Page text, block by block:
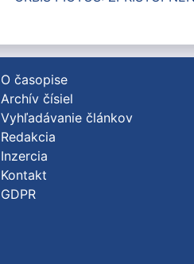
O časopise
Archív čísiel
Vyhľadávanie článkov
Redakcia
Inzercia
Kontakt
GDPR